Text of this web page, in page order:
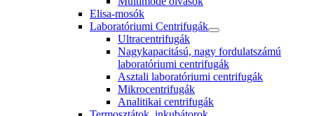
Elisa-mosók
Laboratóriumi Centrifugák
Ultracentrifugák
Nagykapacitású, nagy fordulatszámú
laboratóriumi centrifugák
Asztali laboratóriumi centrifugák
Mikrocentrifugák
Analitikai centrifugák